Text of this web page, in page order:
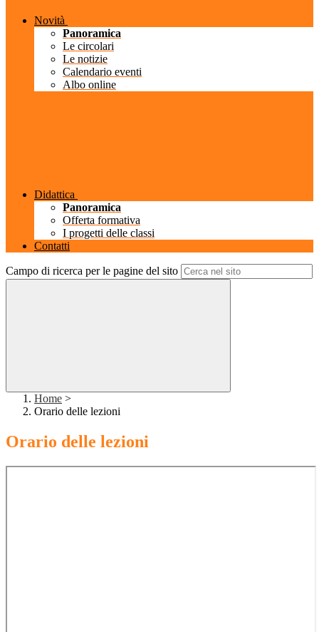
Novità
Panoramica
Le circolari
Le notizie
Calendario eventi
Albo online
Didattica
Panoramica
Offerta formativa
I progetti delle classi
Contatti
Campo di ricerca per le pagine del sito
Home >
Orario delle lezioni
Orario delle lezioni